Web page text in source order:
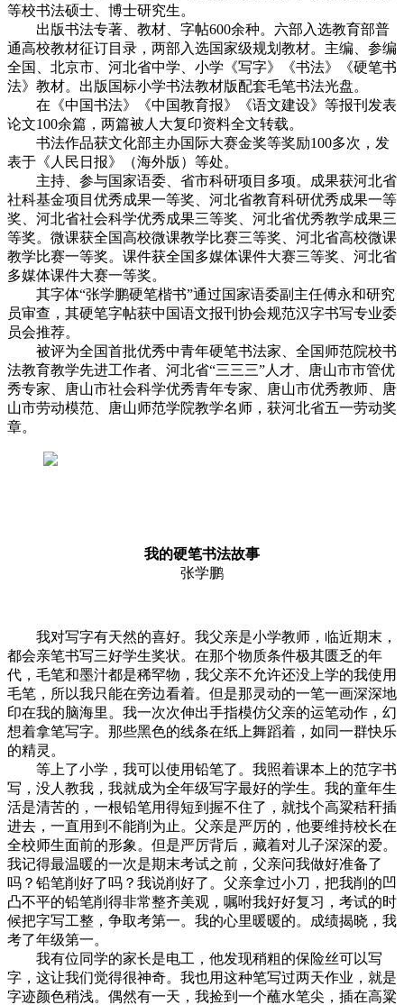
等校书法硕士、博士研究生。
出版书法专著、教材、字帖600余种。六部入选教育部普
通高校教材征订目录，两部入选国家级规划教材。主编、参编
全国、北京市、河北省中学、小学《写字》《书法》《硬笔书
法》教材。出版国标小学书法教材版配套毛笔书法光盘。
在《中国书法》《中国教育报》《语文建设》等报刊发表
论文100余篇，两篇被人大复印资料全文转载。
书法作品获文化部主办国际大赛金奖等奖励100多次，发
表于《人民日报》（海外版）等处。
主持、参与国家语委、省市科研项目多项。成果获河北省
社科基金项目优秀成果一等奖、河北省教育科研优秀成果一等
奖、河北省社会科学优秀成果三等奖、河北省优秀教学成果三
等奖。微课获全国高校微课教学比赛三等奖、河北省高校微课
教学比赛一等奖。课件获全国多媒体课件大赛三等奖、河北省
多媒体课件大赛一等奖。
其字体“张学鹏硬笔楷书”通过国家语委副主任傅永和研究
员审查，其硬笔字帖获中国语文报刊协会规范汉字书写专业委
员会推荐。
被评为全国首批优秀中青年硬笔书法家、全国师范院校书
法教育教学先进工作者、河北省“三三三”人才、唐山市市管优
秀专家、唐山市社会科学优秀青年专家、唐山市优秀教师、唐
山市劳动模范、唐山师范学院教学名师，获河北省五一劳动奖
章。
我的硬笔书法故事
张学鹏
我对写字有天然的喜好。我父亲是小学教师，临近期末，
都会亲笔书写三好学生奖状。在那个物质条件极其匮乏的年
代，毛笔和墨汁都是稀罕物，我父亲不允许还没上学的我使用
毛笔，所以我只能在旁边看着。但是那灵动的一笔一画深深地
印在我的脑海里。我一次次伸出手指模仿父亲的运笔动作，幻
想着拿笔写字。那些黑色的线条在纸上舞蹈着，如同一群快乐
的精灵。
等上了小学，我可以使用铅笔了。我照着课本上的范字书
写，没人教我，我就成为全年级写字最好的学生。我的童年生
活是清苦的，一根铅笔用得短到握不住了，就找个高粱秸秆插
进去，一直用到不能削为止。父亲是严厉的，他要维持校长在
全校师生面前的形象。但是严厉背后，藏着对儿子深深的爱。
我记得最温暖的一次是期末考试之前，父亲问我做好准备了
吗？铅笔削好了吗？我说削好了。父亲拿过小刀，把我削的凹
凸不平的铅笔削得非常整齐美观，嘱咐我好好复习，考试的时
候把字写工整，争取考第一。我的心里暖暖的。成绩揭晓，我
考了年级第一。
我有位同学的家长是电工，他发现稍粗的保险丝可以写
字，这让我们觉得很神奇。我也用这种笔写过两天作业，就是
字迹颜色稍浅。偶然有一天，我捡到一个蘸水笔尖，插在高粱